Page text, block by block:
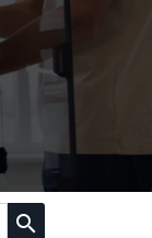
search